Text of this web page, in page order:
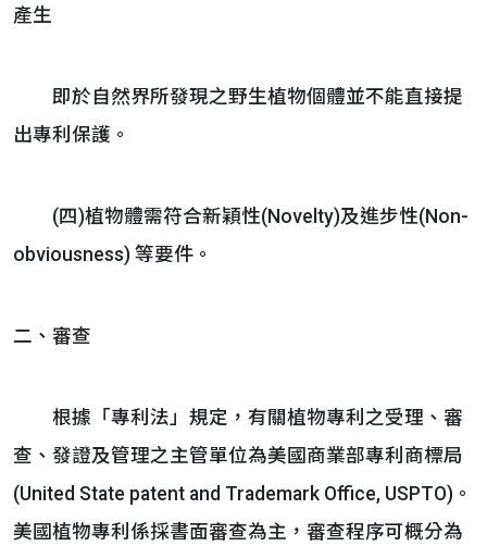
產生
即於自然界所發現之野生植物個體並不能直接提
出專利保護。
(四)植物體需符合新穎性(Novelty)及進步性(Non-
obviousness) 等要件。
二、審查
根據「專利法」規定，有關植物專利之受理、審
查、發證及管理之主管單位為美國商業部專利商標局
(United State patent and Trademark Office, USPTO)。
美國植物專利係採書面審查為主，審查程序可概分為